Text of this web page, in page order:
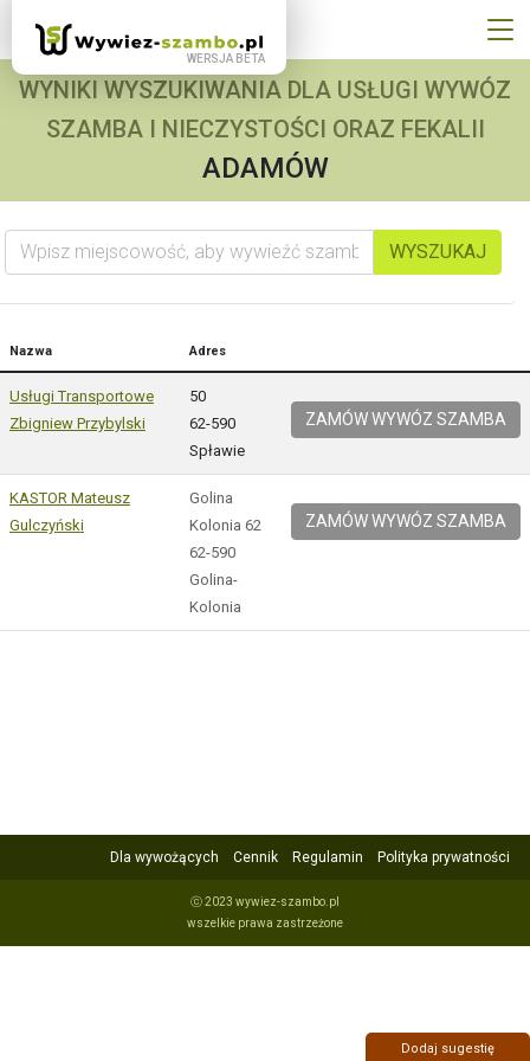
WYNIKI WYSZUKIWANIA DLA USŁUGI WYWÓZ
SZAMBA I NIECZYSTOŚCI ORAZ FEKALII
ADAMÓW
Wpisz miejscowość, aby wywieźć szambo
WYSZUKAJ
Nazwa Adres
Usługi Transportowe
Zbigniew Przybylski
50
62-590
Spławie
ZAMÓW WYWÓZ SZAMBA
KASTOR Mateusz
Gulczyński
Golina
Kolonia 62
62-590
Golina-
Kolonia
ZAMÓW WYWÓZ SZAMBA
Dla wywożących Cennik Regulamin Polityka prywatności
ⓒ 2023 wywiez-szambo.pl
wszelkie prawa zastrzeżone
Dodaj sugestię